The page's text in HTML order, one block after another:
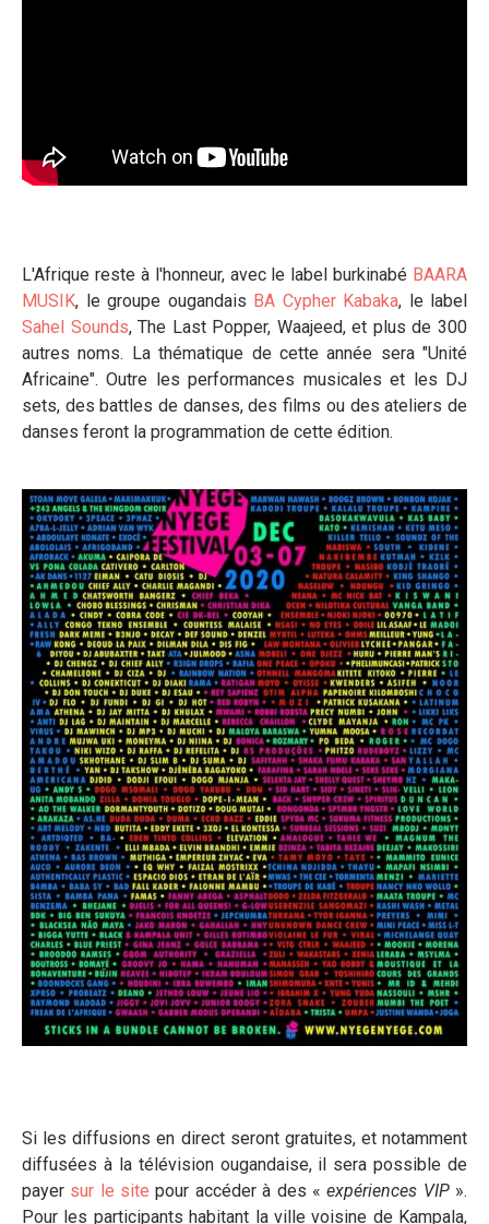
L'Afrique reste à l'honneur, avec le label burkinabé BAARA
MUSIK, le groupe ougandais BA Cypher Kabaka, le label
Sahel Sounds, The Last Popper, Waajeed, et plus de 300
autres noms. La thématique de cette année sera "Unité
Africaine". Outre les performances musicales et les DJ
sets, des battles de danses, des films ou des ateliers de
danses feront la programmation de cette édition.
Si les diffusions en direct seront gratuites, et notamment
diffusées à la télévision ougandaise, il sera possible de
payer sur le site pour accéder à des «expériences VIP».
Pour les participants habitant la ville voisine de Kampala,